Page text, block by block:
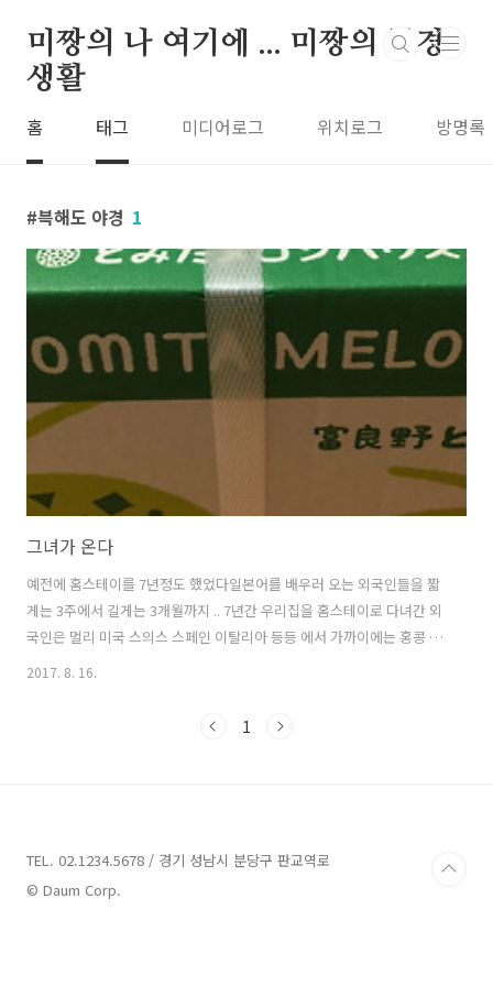
미짱의 나 여기에 ... 미짱의 동경
생활
홈 태그 미디어로그 위치로그 방명록
븍해도 야경 1
그녀가 온다
예전에 홈스테이를 7년정도 했었다일본어를 배우러 오는 외국인들을 짧
게는 3주에서 길게는 3개월까지 .. 7년간 우리집을 홈스테이로 다녀간 외
국인은 멀리 미국 스의스 스페인 이탈리아 등등 에서 가까이에는 홍콩 인
도네시아 대만 등등 10여개 나라 30여명쯤 된다 그 중에 대만인 디나는
고 기어다닐때쯤 우리집에 홈스테이로 왔다가 3년을 함께 산 친구다 히
2017. 8. 16.
1
TEL. 02.1234.5678 / 경기 성남시 분당구 판교역로
© Daum Corp.